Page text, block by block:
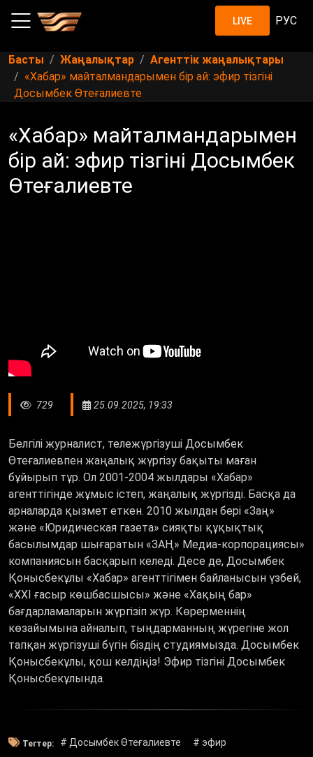
LIVE РУС
Басты Жаңалықтар
Агенттік жаңалықтары
«Хабар» майталмандарымен бір ай: эфир тізгіні
Досымбек Өтеғалиевте
«Хабар» майталмандарымен
бір ай: эфир тізгіні Досымбек
Өтеғалиевте
729 25.09.2025, 19:33
Белгілі журналист, тележүргізуші Досымбек
Өтеғалиевпен жаңалық жүргізу бақыты маған
бұйырып тұр. Ол 2001-2004 жылдары «Хабар»
агенттігінде жұмыс істеп, жаңалық жүргізді. Басқа да
арналарда қызмет еткен. 2010 жылдан бері «Заң»
және «Юридическая газета» сияқты құқықтық
басылымдар шығаратын «ЗАҢ» Медиа-корпорациясы»
компаниясын басқарып келеді. Десе де, Досымбек
Қонысбекұлы «Хабар» агенттігімен байланысын үзбей,
«ХХІ ғасыр көшбасшысы» және «Хақың бар»
бағдарламаларын жүргізіп жүр. Көрерменнің
көзайымына айналып, тыңдарманның жүрегіне жол
тапқан жүргізуші бүгін біздің студиямызда. Досымбек
Қонысбекұлы, қош келдіңіз! Эфир тізгіні Досымбек
Қонысбекұлында.
Тегтер: # Досымбек Өтеғалиевте
# эфир